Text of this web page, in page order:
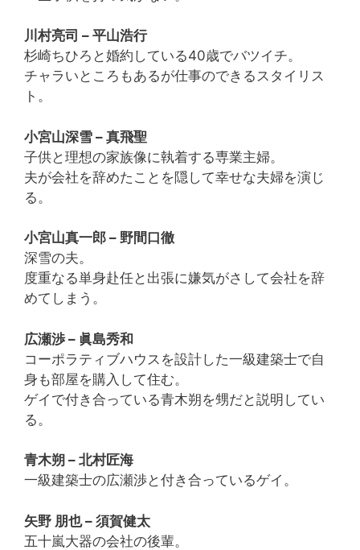
川村亮司 – 平山浩行
杉崎ちひろと婚約している40歳でバツイチ。
チャラいところもあるが仕事のできるスタイリス
ト。
小宮山深雪 – 真飛聖
子供と理想の家族像に執着する専業主婦。
夫が会社を辞めたことを隠して幸せな夫婦を演じ
る。
小宮山真一郎 – 野間口徹
深雪の夫。
度重なる単身赴任と出張に嫌気がさして会社を辞
めてしまう。
広瀬渉 – 眞島秀和
コーポラティブハウスを設計した一級建築士で自
身も部屋を購入して住む。
ゲイで付き合っている青木朔を甥だと説明してい
る。
青木朔 – 北村匠海
一級建築士の広瀬渉と付き合っているゲイ。
矢野 朋也 – 須賀健太
五十嵐大器の会社の後輩。